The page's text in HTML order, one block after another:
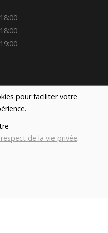
pour faciliter votre
de la vie privée.